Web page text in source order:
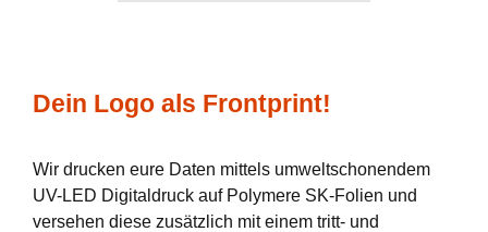
Dein Logo als Frontprint!
Wir drucken eure Daten mittels umweltschonendem
UV-LED Digitaldruck auf Polymere SK-Folien und
versehen diese zusätzlich mit einem tritt- und